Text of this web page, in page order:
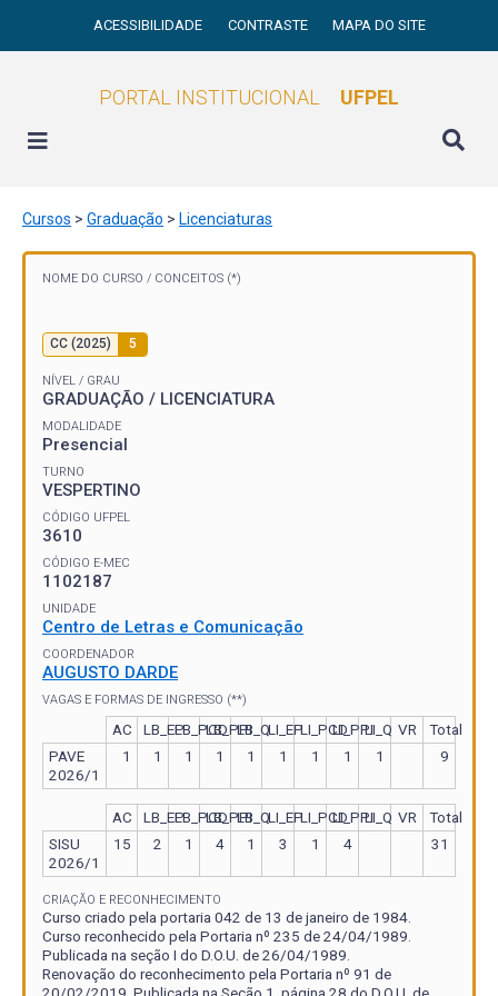
ACESSIBILIDADE CONTRASTE MAPA DO SITE
PORTAL INSTITUCIONAL UFPEL
Cursos > Graduação > Licenciaturas
NOME DO CURSO / CONCEITOS (*)
CC (2025) 5
NÍVEL / GRAU
GRADUAÇÃO / LICENCIATURA
MODALIDADE
Presencial
TURNO
VESPERTINO
CÓDIGO UFPEL
3610
CÓDIGO E-MEC
1102187
UNIDADE
Centro de Letras e Comunicação
COORDENADOR
AUGUSTO DARDE
VAGAS E FORMAS DE INGRESSO (**)
AC LB_EPLB_PCDLB_PPILB_QLI_EPLI_PCDLI_PPILI_Q VR
Total
PAVE
2026/1
1 1 1 1 1 1 1 1 1 9
AC LB_EPLB_PCDLB_PPILB_QLI_EPLI_PCDLI_PPILI_Q VR
Total
SISU
2026/1
15 2 1 4 1 3 1 4 31
CRIAÇÃO E RECONHECIMENTO
Curso criado pela portaria 042 de 13 de janeiro de 1984.
Curso reconhecido pela Portaria nº 235 de 24/04/1989.
Publicada na seção I do D.O.U. de 26/04/1989.
Renovação do reconhecimento pela Portaria nº 91 de
20/02/2019. Publicada na Seção 1, página 28 do D.O.U. de